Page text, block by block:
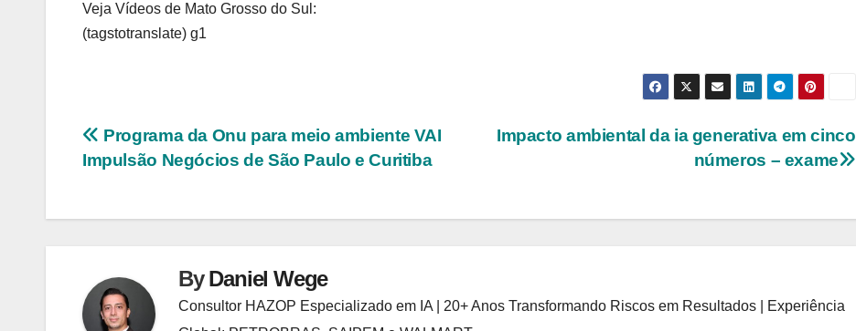
Veja Vídeos de Mato Grosso do Sul:
(tagstotranslate) g1
Navegação
de
Post
Impacto ambiental da ia generativa em cinco
números – exame
Programa da Onu para meio ambiente VAI
Impulsão Negócios de São Paulo e Curitiba
ByDaniel Wege
Consultor HAZOP Especializado em IA | 20+ Anos Transformando Riscos em Resultados | Experiência